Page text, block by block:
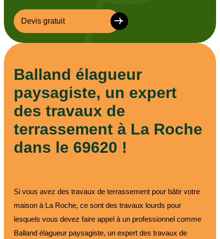
Devis gratuit
Balland élagueur
paysagiste, un expert
des travaux de
terrassement à La Roche
dans le 69620 !
Si vous avez des travaux de terrassement pour bâtir votre
maison à La Roche, ce sont des travaux lourds pour
lesquels vous devez faire appel à un professionnel comme
Balland élagueur paysagiste, un expert des travaux de